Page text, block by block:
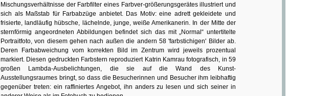
Mischungsverhältnisse der Farbfilter eines Farbver-größerungsgerätes illustriert und
sich als Maßstab für Farbabzüge anbietet. Das Motiv: eine adrett gekleidete und
frisierte, landläufig hübsche, lächelnde, junge, weiße Amerikanerin. In der Mitte der
sternförmig angeordneten Abbildungen befindet sich das mit „Normal“ untertitelte
Portraitfoto, von diesem gehen nach außen die andern 58 'farbstichigen' Bilder ab.
Deren Farbabweichung vom korrekten Bild im Zentrum wird jeweils prozentual
markiert. Diesen gedruckten Farbstern reproduziert Katrin Kamrau fotografisch, in 59
großen Lambda-Ausbelichtungen, die sie auf die Wand des Kunst-
Ausstellungsraumes bringt, so dass die Besucherinnen und Besucher ihm leibhaftig
gegenüber treten: ein raffiniertes Angebot, ihn anders zu lesen und sich seiner in